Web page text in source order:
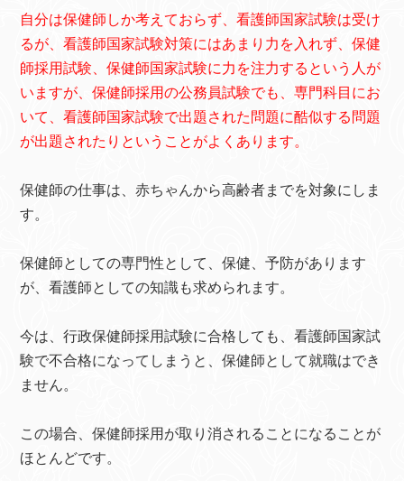
自分は保健師しか考えておらず、看護師国家試験は受け
るが、看護師国家試験対策にはあまり力を入れず、保健
師採用試験、保健師国家試験に力を注力するという人が
いますが、保健師採用の公務員試験でも、専門科目にお
いて、看護師国家試験で出題された問題に酷似する問題
が出題されたりということがよくあります。
保健師の仕事は、赤ちゃんから高齢者までを対象にしま
す。
保健師としての専門性として、保健、予防があります
が、看護師としての知識も求められます。
今は、行政保健師採用試験に合格しても、看護師国家試
験で不合格になってしまうと、保健師として就職はでき
ません。
この場合、保健師採用が取り消されることになることが
ほとんどです。